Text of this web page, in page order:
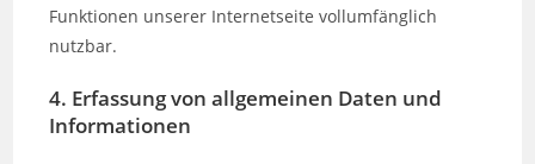
Funktionen unserer Internetseite vollumfänglich
nutzbar.
4. Erfassung von allgemeinen Daten und
Informationen